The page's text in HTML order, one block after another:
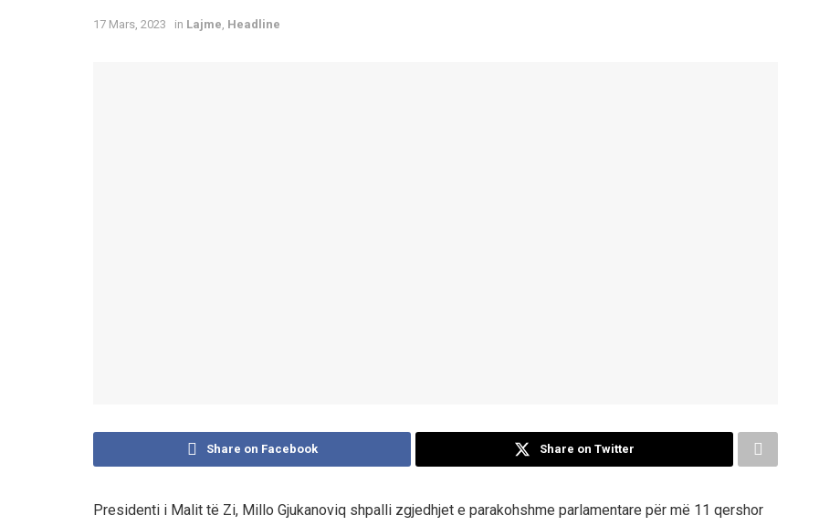
17 Mars, 2023 in Lajme Headline
Share on Facebook Share on Twitter
Presidenti i Malit të Zi, Millo Gjukanoviq shpalli zgjedhjet e parakohshme parlamentare për më 11 qershor